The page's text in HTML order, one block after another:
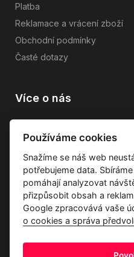
Platba
Reklamace a vrácení zboží
Obchodní podmínky
Časté dotazy
Více o nás
Průvodce tkaninami
Kontakty
Používáme cookies
Snažíme se náš web
potřebujeme data.
pomáhají analyzovat
přizpůsobit obsah a
Google zpracovává vaše
o cookies a správa